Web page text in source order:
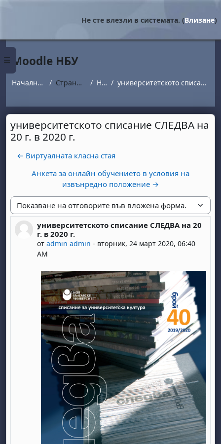
Страничен панел
Не сте влезли в системата. (Влизане)
Moodle НБУ
Начална страница Страници от сайта Новини университетското списание СЛЕДВА на 20 г. в 2020 г.
университетското списание СЛЕДВА на
20 г. в 2020 г.
← Виртуалната класна стая
Анкета за онлайн обучението в условия на
извънредно положение →
Начин на показване
университетското списание СЛЕДВА на 20
г. в 2020 г.
отadmin admin - вторник, 24 март 2020, 06:40
AM
Number of replies: 0